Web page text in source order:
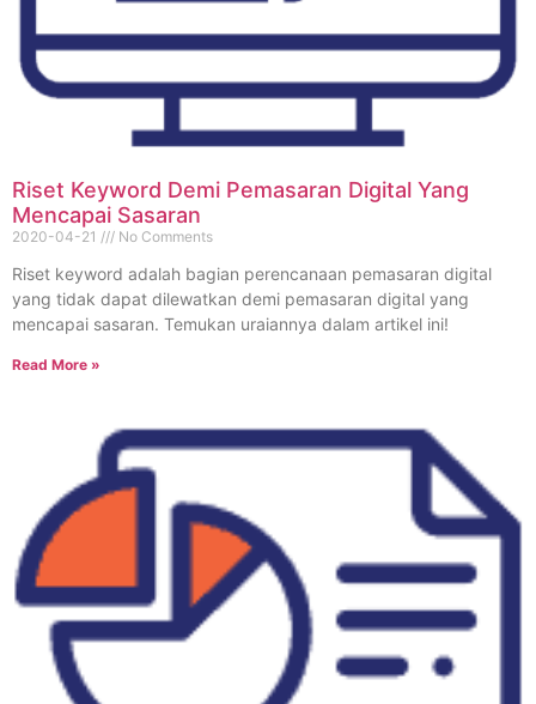
Riset Keyword Demi Pemasaran Digital Yang
Mencapai Sasaran
2020-04-21 No Comments
Riset keyword adalah bagian perencanaan pemasaran digital
yang tidak dapat dilewatkan demi pemasaran digital yang
mencapai sasaran. Temukan uraiannya dalam artikel ini!
Read More »